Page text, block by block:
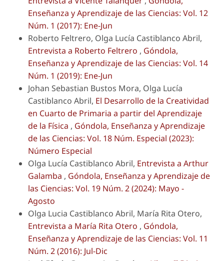
Enseñanza y Aprendizaje de las Ciencias: Vol. 12
Núm. 1 (2017): Ene-Jun
Roberto Feltrero, Olga Lucía Castiblanco Abril,
Entrevista a Roberto Feltrero , Góndola,
Enseñanza y Aprendizaje de las Ciencias: Vol. 14
Núm. 1 (2019): Ene-Jun
Johan Sebastian Bustos Mora, Olga Lucía
Castiblanco Abril, El Desarrollo de la Creatividad
en Cuarto de Primaria a partir del Aprendizaje
de la Física , Góndola, Enseñanza y Aprendizaje
de las Ciencias: Vol. 18 Núm. Especial (2023):
Número Especial
Olga Lucía Castiblanco Abril, Entrevista a Arthur
Galamba , Góndola, Enseñanza y Aprendizaje de
las Ciencias: Vol. 19 Núm. 2 (2024): Mayo -
Agosto
Olga Lucia Castiblanco Abril, María Rita Otero,
Entrevista a María Rita Otero , Góndola,
Enseñanza y Aprendizaje de las Ciencias: Vol. 11
Núm. 2 (2016): Jul-Dic